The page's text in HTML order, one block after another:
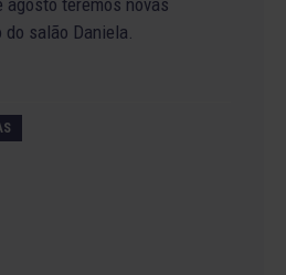
agosto teremos novas
salão Daniela.